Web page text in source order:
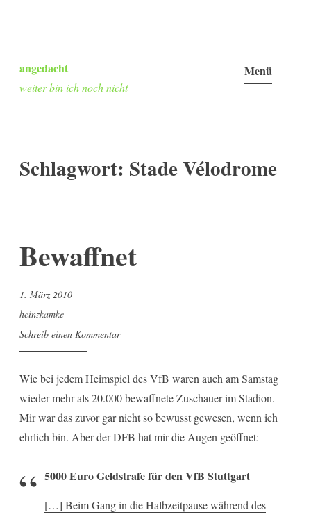
Inhalt
springen
angedacht
weiter bin ich noch nicht
Menü
Schlagwort: Stade Vélodrome
Bewaffnet
1. März 2010
heinzkamke
Schreib einen Kommentar
Wie bei jedem Heimspiel des VfB waren auch am Samstag
wieder mehr als 20.000 bewaffnete Zuschauer im Stadion.
Mir war das zuvor gar nicht so bewusst gewesen, wenn ich
ehrlich bin. Aber der DFB hat mir die Augen geöffnet:
5000 Euro Geldstrafe für den VfB Stuttgart
[…] Beim Gang in die Halbzeitpause während des